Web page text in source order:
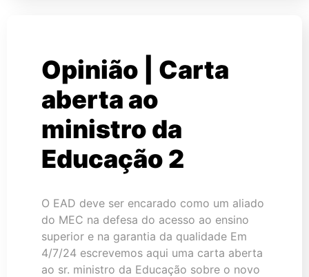
Opinião | Carta
aberta ao
ministro da
Educação 2
O EAD deve ser encarado como um aliado
do MEC na defesa do acesso ao ensino
superior e na garantia da qualidade Em
4/7/24 escrevemos aqui uma carta aberta
ao sr. ministro da Educação sobre o novo